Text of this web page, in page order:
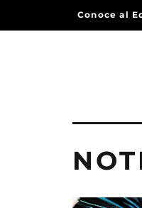
Conoce al